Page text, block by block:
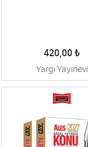
420,00 ₺
Yargı Yayınevi